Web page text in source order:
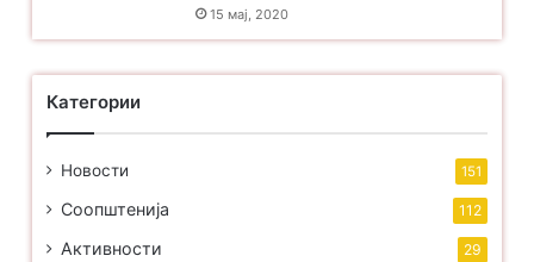
15 мај, 2020
Категории
Новости 151
Соопштенија 112
Активности 29